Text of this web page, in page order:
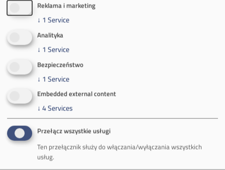
Zakład Górniczy Janina
Informacja o realizowanej strategii podatkowej
Rozliczenia z podmiotami z rajów podatkowych
Informacja o wpływie działalności jednostki
organizacyjnej
Reklama i marketing
↓ 1 Service
Analityka
↓ 1 Service
Bezpieczeństwo
↓ 1 Service
Embedded external content
↓ 4Services
Przełącz wszystkie usługi
Ten przełącznik służy do włączania/wyłączania wszystkich
usług.